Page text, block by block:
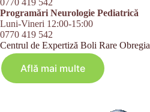
Programări Neurologie Pediatrică
Luni-Vineri 12:00-15:00
0770 419 542
Centrul de Expertiză Boli Rare Obregia
Află mai multe